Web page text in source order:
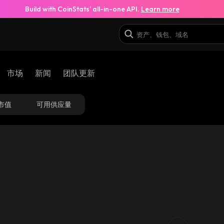
Build with CoinStats’ all-in-one API. Learn more
市场 新闻 团队更新
值 可用供应量